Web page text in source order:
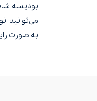
بودیسه
می‌توانید
به صورت